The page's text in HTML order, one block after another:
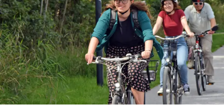
Woche - vom Hearing der Landeshauptfrau bis zum
Ehrungsfestakt für den Landeshauptmann a. D. - gibt es im
Video auf Salzburg ON.